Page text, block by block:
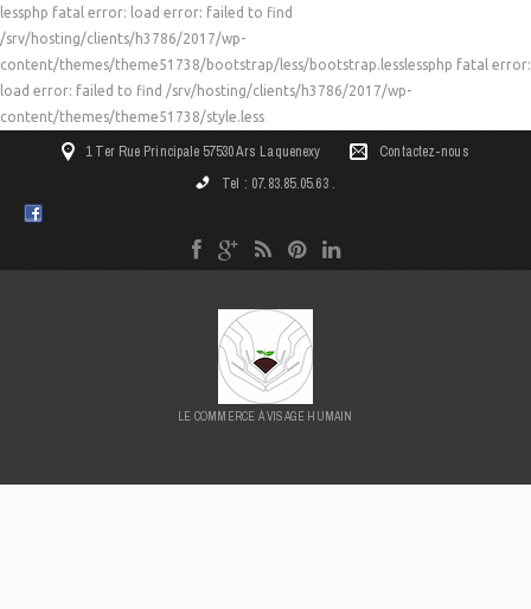
lessphp fatal error: load error: failed to find
/srv/hosting/clients/h3786/2017/wp-
content/themes/theme51738/bootstrap/less/bootstrap.lesslessphp fatal error:
load error: failed to find /srv/hosting/clients/h3786/2017/wp-
content/themes/theme51738/style.less
1 Ter Rue Principale 57530 Ars Laquenexy
Contactez-nous
Tel : 07.83.85.05.63 .
LE COMMERCE À VISAGE HUMAIN